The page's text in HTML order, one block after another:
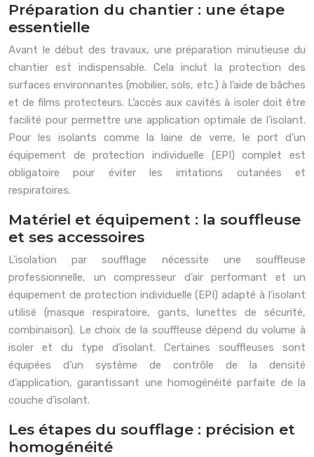
Préparation du chantier : une étape
essentielle
Avant le début des travaux, une préparation minutieuse du
chantier est indispensable. Cela inclut la protection des
surfaces environnantes (mobilier, sols, etc.) à l’aide de bâches
et de films protecteurs. L’accès aux cavités à isoler doit être
facilité pour permettre une application optimale de l’isolant.
Pour les isolants comme la laine de verre, le port d’un
équipement de protection individuelle (EPI) complet est
obligatoire pour éviter les irritations cutanées et
respiratoires.
Matériel et équipement : la souffleuse
et ses accessoires
L’isolation par soufflage nécessite une souffleuse
professionnelle, un compresseur d’air performant et un
équipement de protection individuelle (EPI) adapté à l’isolant
utilisé (masque respiratoire, gants, lunettes de sécurité,
combinaison). Le choix de la souffleuse dépend du volume à
isoler et du type d’isolant. Certaines souffleuses sont
équipées d’un système de contrôle de la densité
d’application, garantissant une homogénéité parfaite de la
couche d’isolant.
Les étapes du soufflage : précision et
homogénéité